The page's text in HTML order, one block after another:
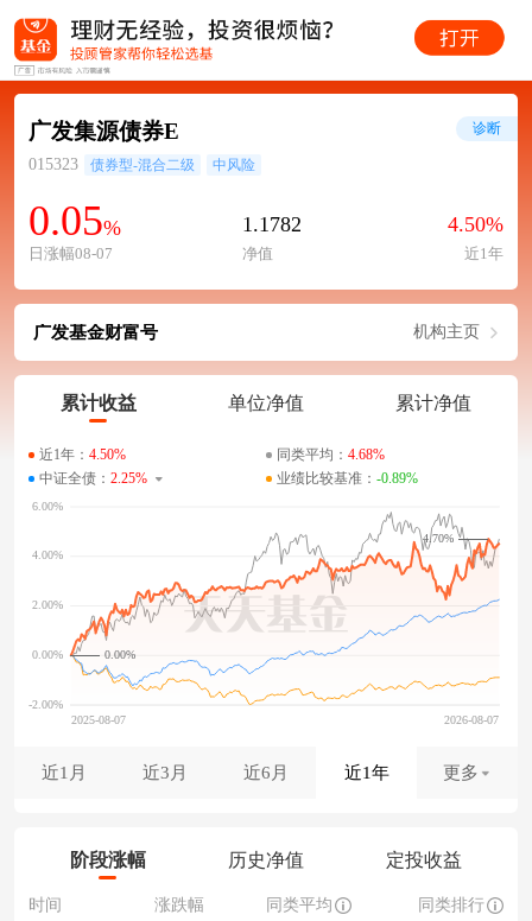
广发集源债券E
015323 债券型-混合二级 中风险
0.05%
日涨幅08-07
1.1782
净值
4.50%
近1年
诊断
广发基金财富号 机构主页
累计收益 单位净值 累计净值
近1年： 4.50% 同类平均： 4.68%
中证全债： 2.25% 业绩比较基准： -0.89%
0.00%
4.70%
近1月 近3月 近6月 近1年 更多
阶段涨幅 历史净值 定投收益
时间 涨跌幅 同类平均 同类排行